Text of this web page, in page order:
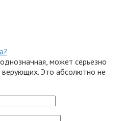
может серьезно
верующих. Это абсолютно не